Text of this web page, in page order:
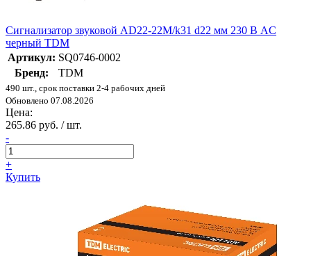
Сигнализатор звуковой AD22-22M/k31 d22 мм 230 В AC
черный TDM
Артикул: SQ0746-0002
Бренд:
TDM
490 шт., срок поставки 2-4 рабочих дней
Обновлено 07.08.2026
Цена:
265.86 руб. / шт.
-
+
Купить